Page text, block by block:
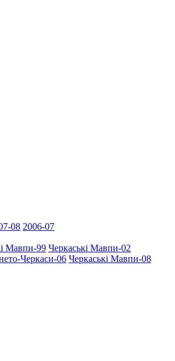
08 2006-07
Мавпи-99 Черкаські Мавпи-02
Черкаси-06 Черкаські Мавпи-08